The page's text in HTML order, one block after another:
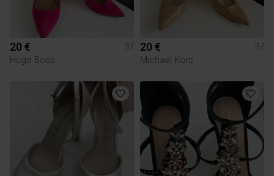
20 €
37
Hugo Boss
20 €
37
Michael Kors